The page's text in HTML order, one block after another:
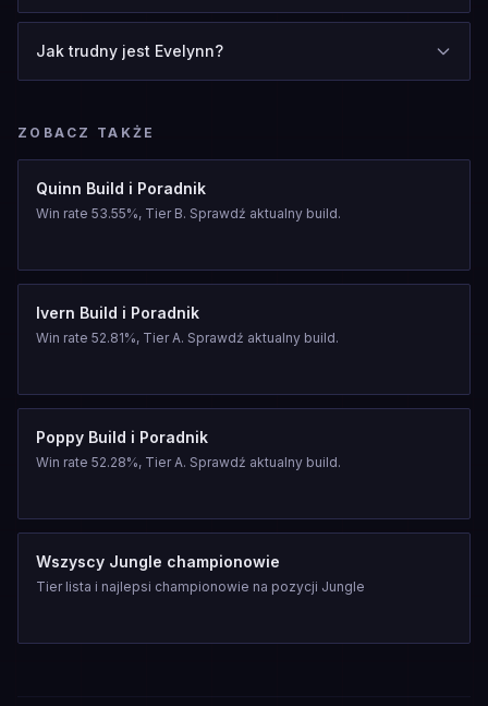
Jak trudny jest Evelynn?
ZOBACZ TAKŻE
Quinn Build i Poradnik
Win rate 53.55%, Tier B. Sprawdź aktualny build.
Ivern Build i Poradnik
Win rate 52.81%, Tier A. Sprawdź aktualny build.
Poppy Build i Poradnik
Win rate 52.28%, Tier A. Sprawdź aktualny build.
Wszyscy Jungle championowie
Tier lista i najlepsi championowie na pozycji Jungle